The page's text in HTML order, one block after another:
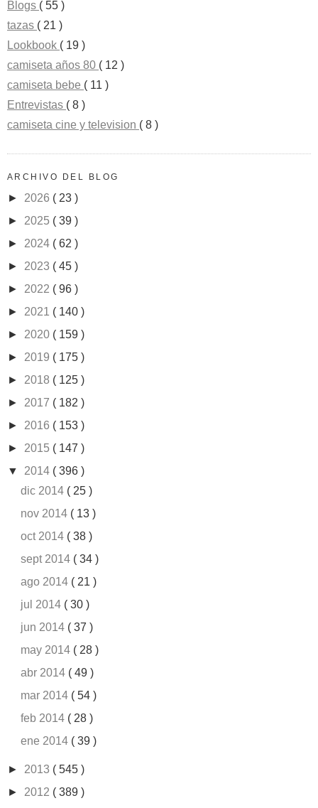
Blogs ( 55 )
tazas ( 21 )
Lookbook ( 19 )
camiseta años 80 ( 12 )
camiseta bebe ( 11 )
Entrevistas ( 8 )
camiseta cine y television ( 8 )
ARCHIVO DEL BLOG
► 2026 ( 23 )
► 2025 ( 39 )
► 2024 ( 62 )
► 2023 ( 45 )
► 2022 ( 96 )
► 2021 ( 140 )
► 2020 ( 159 )
► 2019 ( 175 )
► 2018 ( 125 )
► 2017 ( 182 )
► 2016 ( 153 )
► 2015 ( 147 )
▼ 2014 ( 396 )
dic 2014 ( 25 )
nov 2014 ( 13 )
oct 2014 ( 38 )
sept 2014 ( 34 )
ago 2014 ( 21 )
jul 2014 ( 30 )
jun 2014 ( 37 )
may 2014 ( 28 )
abr 2014 ( 49 )
mar 2014 ( 54 )
feb 2014 ( 28 )
ene 2014 ( 39 )
► 2013 ( 545 )
► 2012 ( 389 )